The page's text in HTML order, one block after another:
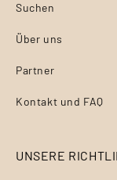
Suchen
Über uns
Partner
Kontakt und FAQ
UNSERE